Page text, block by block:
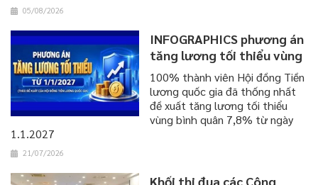
05/08/2026
INFOGRAPHICS phương án
tăng lương tối thiểu vùng
100% thành viên Hội đồng Tiền
lương quốc gia đã thống nhất
đề xuất tăng lương tối thiểu
vùng bình quân 7,8% từ ngày
1.1.2027
21/07/2026
Khối thi đua các Công